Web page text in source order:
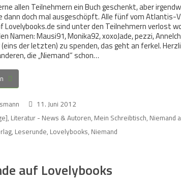
allen Teilnehmern ein Buch geschenkt, aber
dann doch mal ausgeschöpft. Alle fünf vom Atlantis-
Lovelybooks.de sind unter den Teilnehmern verlost
Namen: Mausi91, Monika92, xoxoJade, pezzi,
(eins der letzten) zu spenden, das geht an ferkel.
die „Niemand“ schon…
11. Juni 2012
, Literatur - News & Autoren, Mein Schreibtisch, Niemand
, Leserunde, Lovelybooks, Niemand
auf Lovelybooks